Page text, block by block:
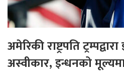
अमेरिकी राष्ट्रपति
अस्वीकार, इन्धनको